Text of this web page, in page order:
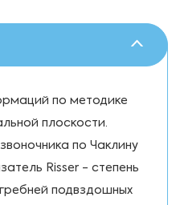
по методике
плоскости.
по Чаклину
Risser - степень
подвздошных